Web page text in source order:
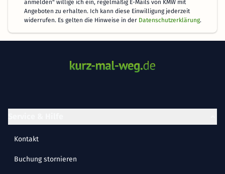
anmelden" willige ich ein, regelmäßig E-Mails von KMW mit
Angeboten zu erhalten. Ich kann diese Einwilligung jederzeit
widerrufen. Es gelten die Hinweise in der Datenschutzerklärung.
Kontakt
Buchung stornieren